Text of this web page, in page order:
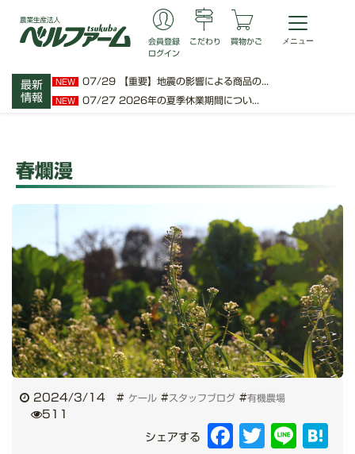
最新
情報
NEW 07/29 【重要】地震の影響による商品の...
NEW 07/27 2026年の夏季休業期間につい...
会員登録
ログイン
こだわり 買物かご
春爛漫
2024/3/14 # ケール #スタッフブログ #有機農場
511
シェアする Facebook
Twitter Line